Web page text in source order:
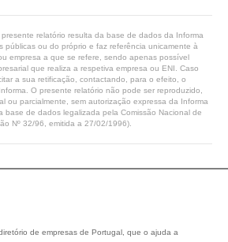
relatório resulta da base de dados da Informa
públicas ou do próprio e faz referência unicamente à
empresa a que se refere, sendo apenas possível
que realiza a respetiva empresa ou ENI. Caso
a sua retificação, contactando, para o efeito, o
O presente relatório não pode ser reproduzido,
ou parcialmente, sem autorização expressa da Informa
base de dados legalizada pela Comissão Nacional de
Nº 32/96, emitida a 27/02/1996).
de empresas de Portugal, que o ajuda a